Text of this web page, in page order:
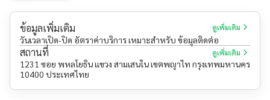
ข้อมูลเพิ่มเติม ดูเพิ่มเติม
วันเวลาเปิด-ปิด อัตราค่าบริการ เหมาะสำหรับ ข้อมูลติดต่อ
สถานที่ ดูเพิ่มเติม
1231 ซอย พหลโยธิน แขวง สามเสนใน เขตพญาไท กรุงเทพมหานคร
10400 ประเทศไทย